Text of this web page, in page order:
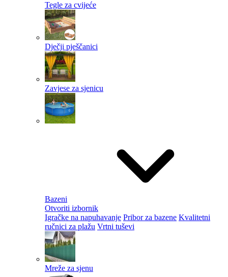
Tegle za cvijeće
Dječji pješčanici
Zavjese za sjenicu
Bazeni
Otvoriti izbornik
Igračke na napuhavanje Pribor za bazene Kvalitetni
ručnici za plažu Vrtni tuševi
Mreže za sjenu